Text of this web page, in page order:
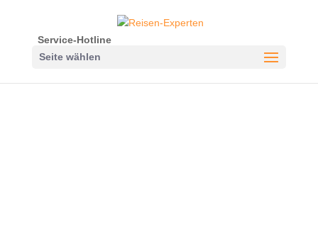
Service-Hotline
Seite wählen